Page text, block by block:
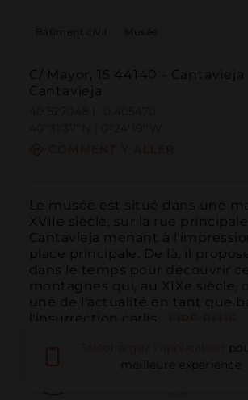
Bâtiment civil Musée
C/ Mayor, 15 44140 - Cantavieja
Cantavieja
Le musée est situé dans une
XVIIe siècle, sur la rue
Cantavieja menant à
place principale. De là, il
dans le temps pour découvrir
montagnes qui, au XIXe siècle,
une de l'actualité en tant que
l'insurrection carlis...
meilleure expérience